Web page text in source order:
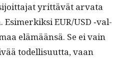
yrit­tävät arva­ta
Esimerkik­si EUR/USD ‑val­
elämään­sä. Se ei vain
todel­lisu­ut­ta, vaan